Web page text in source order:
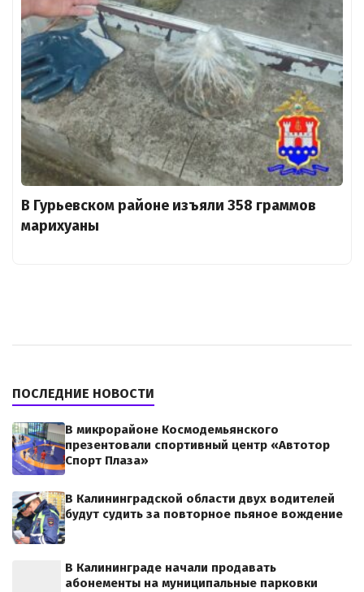
В Гурьевском районе изъяли 358 граммов
марихуаны
ПОСЛЕДНИЕ НОВОСТИ
В микрорайоне Космодемьянского
презентовали спортивный центр «Автотор
Спорт Плаза»
В Калининградской области двух водителей
будут судить за повторное пьяное вождение
В Калининграде начали продавать
абонементы на муниципальные парковки